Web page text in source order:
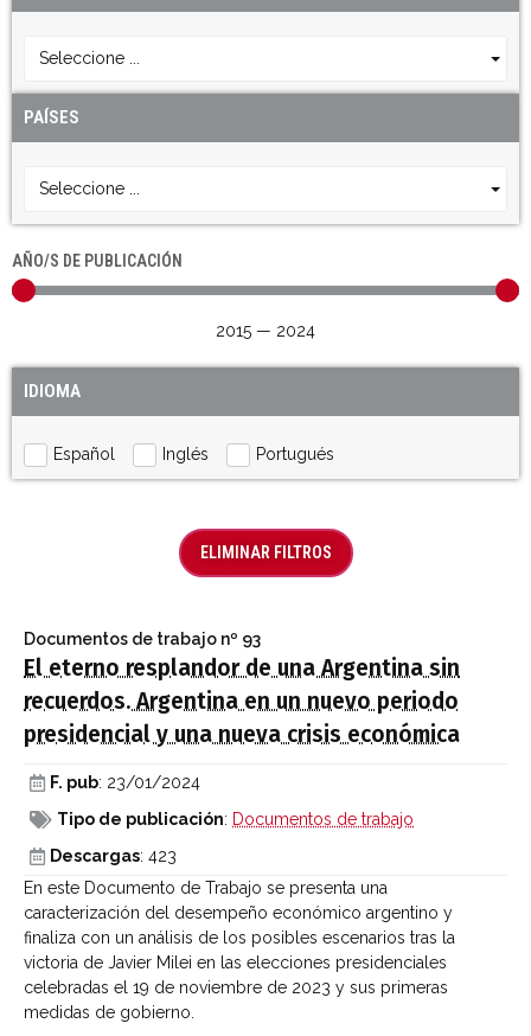
Seleccione ...
PAÍSES
Seleccione ...
AÑO/S DE PUBLICACIÓN
2015 — 2024
IDIOMA
Español Inglés Portugués
ELIMINAR FILTROS
Documentos de trabajo nº 93
El eterno resplandor de una Argentina sin
recuerdos. Argentina en un nuevo periodo
presidencial y una nueva crisis económica
F. pub: 23/01/2024
Tipo de publicación: Documentos de trabajo
Descargas: 423
En este Documento de Trabajo se presenta una
caracterización del desempeño económico argentino y
finaliza con un análisis de los posibles escenarios tras la
victoria de Javier Milei en las elecciones presidenciales
celebradas el 19 de noviembre de 2023 y sus primeras
medidas de gobierno.